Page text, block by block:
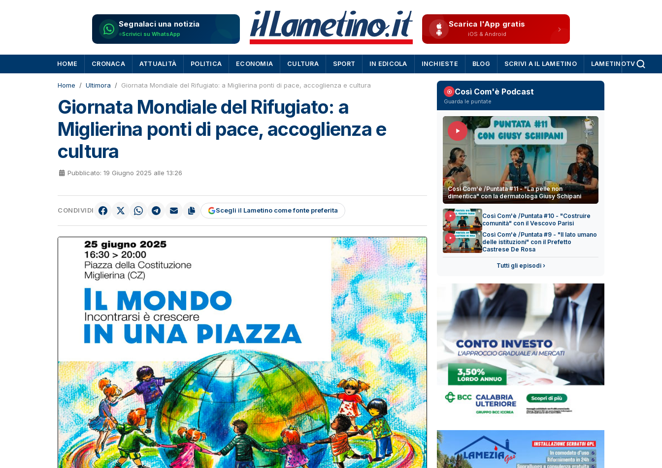
Segnalaci una notizia
Scrivici su WhatsApp
Scarica l'App gratis
iOS & Android
HOME CRONACA ATTUALITÀ POLITICA ECONOMIA CULTURA SPORT IN EDICOLA INCHIESTE BLOG SCRIVI A IL LAMETINO LAMETINOTV
Home Ultimora Giornata Mondiale del Rifugiato: a Miglierina ponti di pace, accoglienza e cultura
Giornata Mondiale del Rifugiato: a
Miglierina ponti di pace, accoglienza e
cultura
Pubblicato: 19 Giugno 2025 alle 13:26
CONDIVIDI Scegli il Lametino come fonte preferita
Così Com'è Podcast
Guarda le puntate
Così Com'è /Puntata #11 - "La pelle non
dimentica" con la dermatologa Giusy Schipani
Così Com'è /Puntata #10 - "Costruire
comunità" con il Vescovo Parisi
Così Com'è /Puntata #9 - "Il lato umano
delle istituzioni" con il Prefetto
Castrese De Rosa
Tutti gli episodi ›